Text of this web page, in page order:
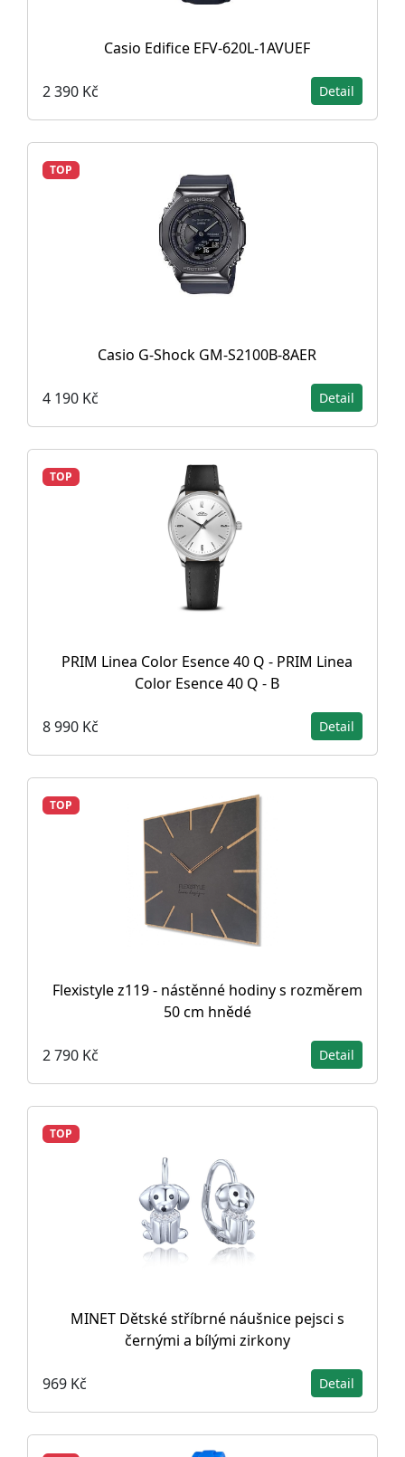
Casio Edifice EFV-620L-1AVUEF
2 390 Kč Detail
TOP
Casio G-Shock GM-S2100B-8AER
4 190 Kč Detail
TOP
PRIM Linea Color Esence 40 Q - PRIM Linea
Color Esence 40 Q - B
8 990 Kč Detail
TOP
Flexistyle z119 - nástěnné hodiny s rozměrem
50 cm hnědé
2 790 Kč Detail
TOP
MINET Dětské stříbrné náušnice pejsci s
černými a bílými zirkony
969 Kč Detail